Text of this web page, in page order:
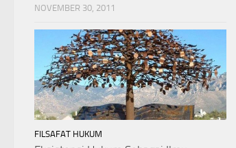
NOVEMBER 30, 2011
FILSAFAT HUKUM